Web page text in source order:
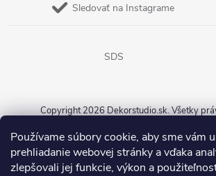
Používame súbory cookie, aby sme vám
prehliadanie webovej stránky a vďaka
zlepšovali jej funkcie, výkon a
Sledovať na Instagrame
SDS
Vytvoril Shoptet
Copyright 2026Dekorstudio.sk. Všetky